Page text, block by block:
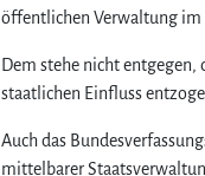
öffentlichen Verwaltung im
Dem stehe nicht
staatlichen Einfluss
Auch das
mittelbarer